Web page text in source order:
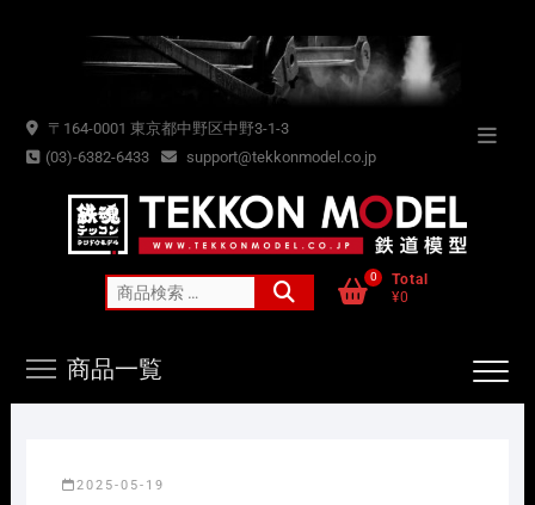
〒164-0001 東京都中野区中野3-1-3
(03)-6382-6433
support@tekkonmodel.co.jp
索
0
Total
¥0
商品一覧
2025-05-19